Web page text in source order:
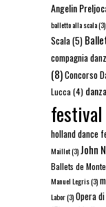
Angelin
balletto alla scala(3)
Scala(5)
compagnia
(8)Concorso
Lucca (4)
festival
holland dance
Maillot(3)John
Ballets de
Manuel Legris(3)
Labor(3)Opera